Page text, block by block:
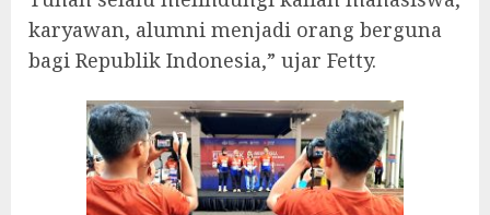
karyawan, alumni menjadi orang berguna
bagi Republik Indonesia,” ujar Fetty.